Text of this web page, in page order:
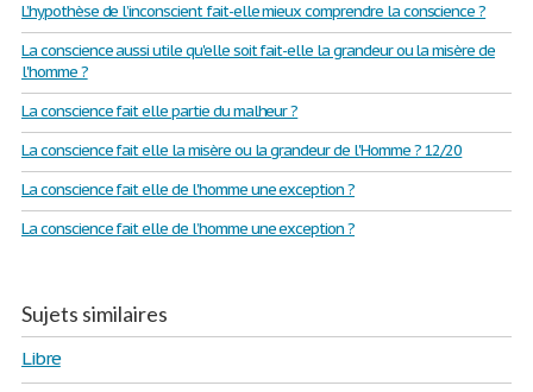
L’hypothèse de l’inconscient fait-elle mieux comprendre la conscience ?
La conscience aussi utile qu'elle soit fait-elle la grandeur ou la misère de
l'homme ?
La conscience fait elle partie du malheur ?
La conscience fait elle la misère ou la grandeur de l'Homme ? 12/20
La conscience fait elle de l'homme une exception ?
La conscience fait elle de l’homme une exception ?
Sujets similaires
Libre